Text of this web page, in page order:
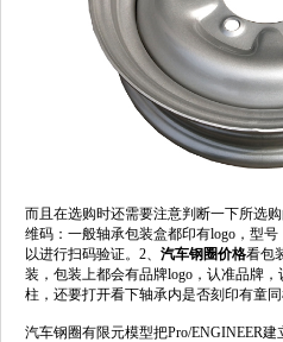
而且在选购时还需要注意判断一下所选
维码：一般轴承包装盒都印有logo，型
以进行扫码验证。2、 汽车钢圈价格看包
装，包装上都会有品牌logo，认准品牌
柱，还要打开看下轴承内是否刻印有童同
汽车钢圈有限元模型把Pro/ENGINEER